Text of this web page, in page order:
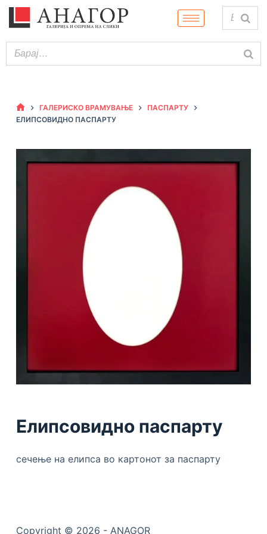
ГАЛЕРИСКО ВРАМУВАЊЕ
ПАСПАРТУ
ЕЛИПСОВИДНО ПАСПАРТУ
Елипсовидно паспарту
сечење на елипса во картонот за паспарту
Copyright © 2026 - ANAGOR